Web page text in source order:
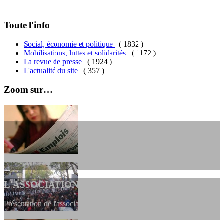
Toute l'info
Social, économie et politique
( 1832 )
Mobilisations, luttes et solidarités
( 1172 )
La revue de presse
( 1924 )
L'actualité du site
( 357 )
Zoom sur…
L'ASSOCIATION
Présentation de l'association et de sa charte qui encadre nos actions et